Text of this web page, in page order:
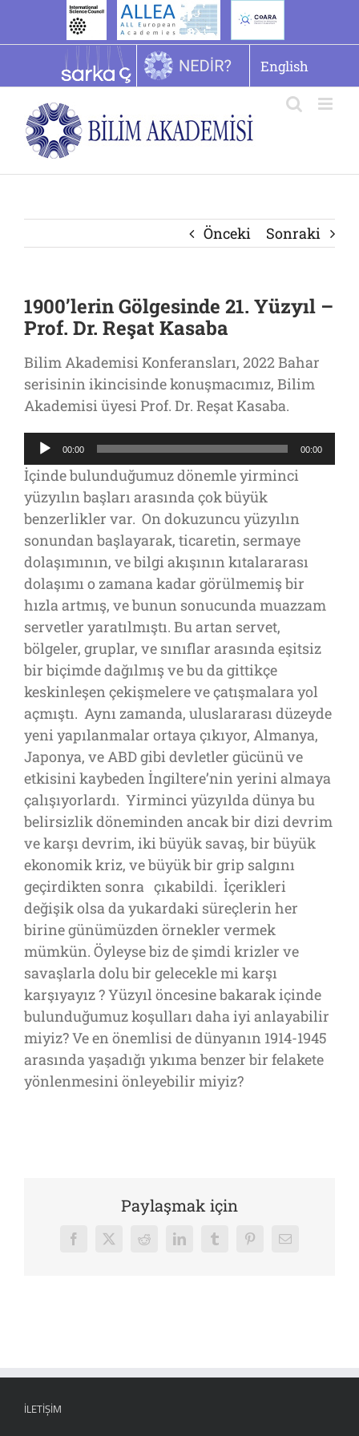
English
Önceki Sonraki
1900’lerin Gölgesinde 21. Yüzyıl –
Prof. Dr. Reşat Kasaba
Bilim Akademisi Konferansları, 2022 Bahar
serisinin ikincisinde konuşmacımız, Bilim
Akademisi üyesi Prof. Dr. Reşat Kasaba.
Ses
oynatıcı
00:00 00:00
İçinde bulunduğumuz dönemle yirminci
yüzyılın başları arasında çok büyük
benzerlikler var. On dokuzuncu yüzyılın
sonundan başlayarak, ticaretin, sermaye
dolaşımının, ve bilgi akışının kıtalararası
dolaşımı o zamana kadar görülmemiş bir
hızla artmış, ve bunun sonucunda muazzam
servetler yaratılmıştı. Bu artan servet,
bölgeler, gruplar, ve sınıflar arasında eşitsiz
bir biçimde dağılmış ve bu da gittikçe
keskinleşen çekişmelere ve çatışmalara yol
açmıştı. Aynı zamanda, uluslararası düzeyde
yeni yapılanmalar ortaya çıkıyor, Almanya,
Japonya, ve ABD gibi devletler gücünü ve
etkisini kaybeden İngiltere’nin yerini almaya
çalışıyorlardı. Yirminci yüzyılda dünya bu
belirsizlik döneminden ancak bir dizi devrim
ve karşı devrim, iki büyük savaş, bir büyük
ekonomik kriz, ve büyük bir grip salgını
geçirdikten sonra çıkabildi. İçerikleri
değişik olsa da yukardaki süreçlerin her
birine günümüzden örnekler vermek
mümkün. Öyleyse biz de şimdi krizler ve
savaşlarla dolu bir gelecekle mi karşı
karşıyayız ? Yüzyıl öncesine bakarak içinde
bulunduğumuz koşulları daha iyi anlayabilir
miyiz? Ve en önemlisi de dünyanın 1914-1945
arasında yaşadığı yıkıma benzer bir felakete
yönlenmesini önleyebilir miyiz?
Paylaşmak için
Facebook
X Reddit LinkedInTumblrPinterest
E-
İLETIŞIM